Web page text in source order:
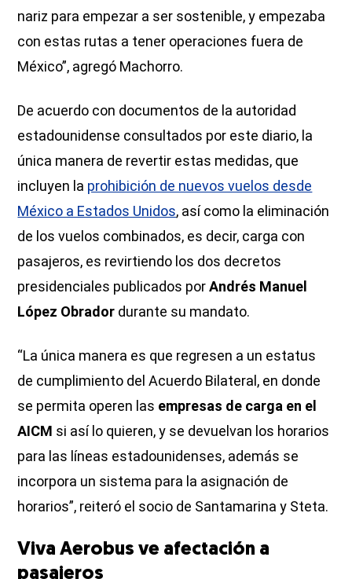
nariz para empezar a ser sostenible, y empezaba
con estas rutas a tener operaciones fuera de
México”, agregó Machorro.
De acuerdo con documentos de la autoridad
estadounidense consultados por este diario, la
única manera de revertir estas medidas, que
incluyen la prohibición de nuevos vuelos desde
México a Estados Unidos, así como la eliminación
de los vuelos combinados, es decir, carga con
pasajeros, es revirtiendo los dos decretos
presidenciales publicados porAndrés Manuel
López Obrador durante su mandato.
“La única manera es que regresen a un estatus
de cumplimiento del Acuerdo Bilateral, en donde
se permita operen las empresas de carga en el
AICM si así lo quieren, y se devuelvan los horarios
para las líneas estadounidenses, además se
incorpora un sistema para la asignación de
horarios”, reiteró el socio de Santamarina y Steta.
Viva Aerobus ve afectación a
pasajeros